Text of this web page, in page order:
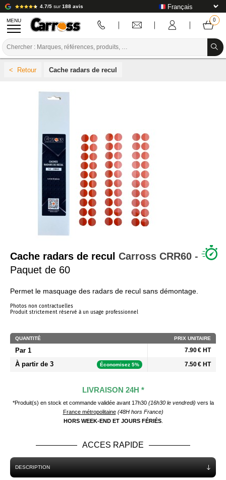
4.7/5 sur188 avis
MENU
CONSOMMABLE CARROSSERIE
OUTILLAGE CARROSSERIE
ÉQUIPEMENT ATELIER CARROSSERIE
INSTALLATION LABO
TUTORIEL & CONSEILS
Cache radars de recul
Cache radars de recul Carross CRR60 -
Paquet de 60
Permet le masquage des radars de recul sans démontage.
Photos non contractuelles
Produit strictement réservé à un usage professionnel
QUANTITÉ PRIX UNITAIRE
Par 1 7.90 € HT
À partir de 3 Économisez 5% 7.50 € HT
LIVRAISON 24H *
*Produit(s) en stock et commande validée avant 17h30 (16h30 le vendredi) vers la
France métropolitaine (48H hors France)
HORS WEEK-END ET JOURS FÉRIÉS.
ACCES RAPIDE
DESCRIPTION